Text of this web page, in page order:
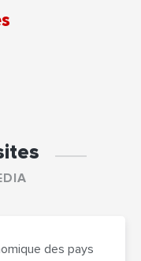
des pays